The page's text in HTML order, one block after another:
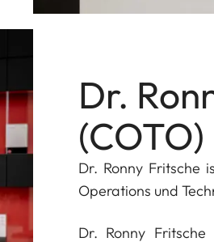
Dr.
(COTO)
Dr. Ronny Fritsche
Operations und
Dr. Ronny